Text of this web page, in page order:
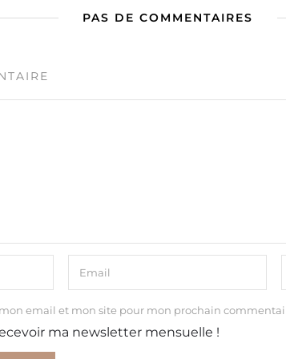
PAS DE COMMENTAIRES
email et mon site pour mon prochain
ma newsletter mensuelle !